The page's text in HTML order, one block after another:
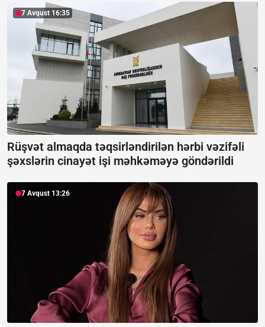
7 Avqust 16:35
Rüşvət almaqda təqsirləndirilən hərbi vəzifəli
şəxslərin cinayət işi məhkəməyə göndərildi
7 Avqust 13:26